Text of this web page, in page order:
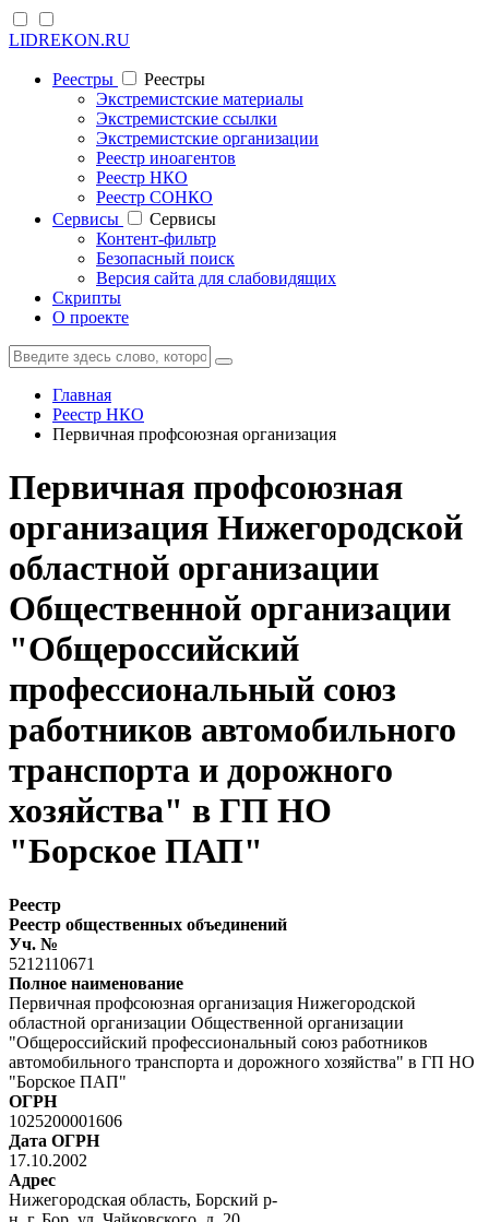
LIDREKON.RU
Реестры
Реестры
Экстремистские материалы
Экстремистские ссылки
Экстремистские организации
Реестр иноагентов
Реестр НКО
Реестр СОНКО
Cервисы
Cервисы
Контент-фильтр
Безопасный поиск
Версия сайта для слабовидящих
Скрипты
О проекте
Главная
Реестр НКО
Первичная профсоюзная организация
Первичная профсоюзная
организация Нижегородской
областной организации
Общественной организации
"Общероссийский
профессиональный союз
работников автомобильного
транспорта и дорожного
хозяйства" в ГП НО
"Борское ПАП"
Реестр
Реестр общественных объединений
Уч. №
5212110671
Полное наименование
Первичная профсоюзная организация Нижегородской
областной организации Общественной организации
"Общероссийский профессиональный союз работников
автомобильного транспорта и дорожного хозяйства" в ГП НО
"Борское ПАП"
ОГРН
1025200001606
Дата ОГРН
17.10.2002
Адрес
Нижегородская область, Борский р-